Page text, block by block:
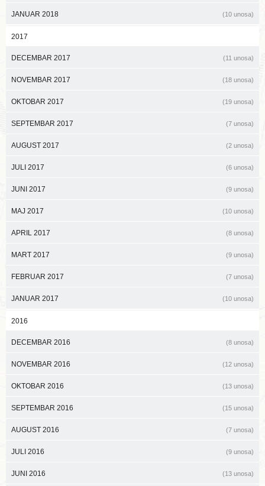
JANUAR 2018 (10 unosa)
2017
DECEMBAR 2017 (11 unosa)
NOVEMBAR 2017 (18 unosa)
OKTOBAR 2017 (19 unosa)
SEPTEMBAR 2017 (7 unosa)
AUGUST 2017 (2 unosa)
JULI 2017 (6 unosa)
JUNI 2017 (9 unosa)
MAJ 2017 (10 unosa)
APRIL 2017 (8 unosa)
MART 2017 (9 unosa)
FEBRUAR 2017 (7 unosa)
JANUAR 2017 (10 unosa)
2016
DECEMBAR 2016 (8 unosa)
NOVEMBAR 2016 (12 unosa)
OKTOBAR 2016 (13 unosa)
SEPTEMBAR 2016 (15 unosa)
AUGUST 2016 (7 unosa)
JULI 2016 (9 unosa)
JUNI 2016 (13 unosa)